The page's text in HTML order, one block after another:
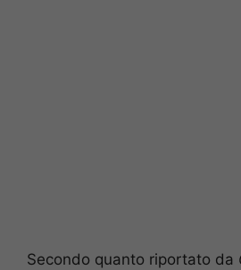
Secondo quanto riportato da